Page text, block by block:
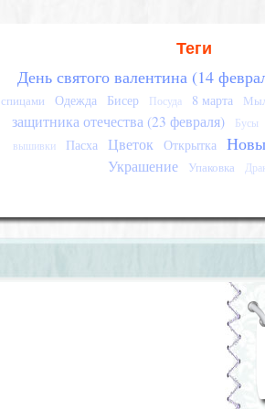
Теги
День святого валентина (14
спицами
Одежда Бисер Посуда 8 марта
защитника отечества (23 февраля)
Бусы
вышивки
Пасха Цветок Открытка
Украшение Упаковка